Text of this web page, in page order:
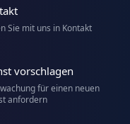
Sie mit uns in Kontakt
vorschlagen
für einen neuen
anfordern